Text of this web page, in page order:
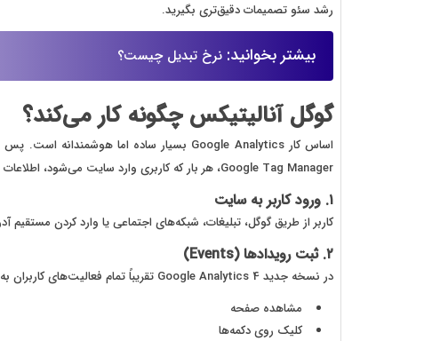
رشد سئو تصمیمات دقیق‌تری بگیرید.
بیشتر بخوانید: نرخ تبدیل چیست؟
گوگل آنالیتیکس چگونه کار می‌کند؟
Google Tag Manager، هر بار که کاربری وارد سایت می‌شود، اطلاعات مربوط به رفتار او ثبت خواهد شد. فرآیند کار به صورت زیر است:
۱. ورود کاربر به سایت
کاربر از طریق گوگل، تبلیغات، شبکه‌های اجتماعی یا وارد کردن
۲. ثبت رویدادها (Events)
در نسخه جدید Google Analytics 4 تقریباً تمام فعالیت‌های کاربران به صورت Event ثبت می‌شوند؛ مانند:
مشاهده صفحه
کلیک روی دکمه‌ها